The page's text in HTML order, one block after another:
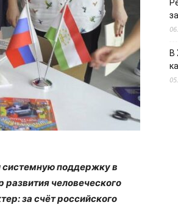
поддержку в
человеческого
за счёт российского
В